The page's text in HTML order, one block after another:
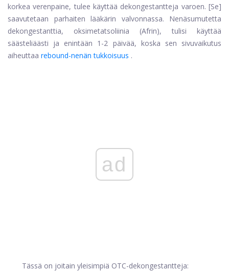
korkea verenpaine, tulee käyttää dekongestantteja varoen. [Se]
saavutetaan parhaiten lääkärin valvonnassa. Nenäsumutetta
dekongestanttia, oksimetatsoliinia (Afrin), tulisi käyttää
säästeliäästi ja enintään 1-2 päivää, koska sen sivuvaikutus
aiheuttaa rebound-nenän tukkoisuus .
ad
Tässä on joitain yleisimpiä OTC-dekongestantteja: